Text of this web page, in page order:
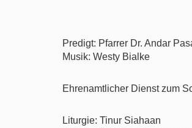
Predigt: Pfarrer Dr. Andar
Musik: Westy Bialke
Ehrenamtlicher Dienst zum
Liturgie: Tinur Siahaan